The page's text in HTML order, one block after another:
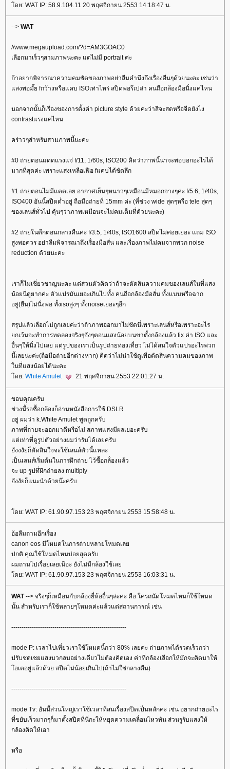
ดย: WAT IP: 58.9.104.11 20 พฤศจิกายน 2553 14:18:47 น.
--> WAT
//www.megaupload.com/?d=AM3GOAC0
เลือกมาเร็วๆสามภาพนะคะ แต่ไม่มี portrait ค่ะ
ถ้าอยากพิจารณาความคมชัดของภาพอย่าลืมคำนึงถึงเรื่องอื่นๆด้วยนะคะ เช่นว่า
สงพอมั๊ย fกว้างหรือแคบ ISOเท่าไหร่ สปีดพอรึเปล่า คนถือกล้องมือนิ่งแค่ไหน
นอกจากนั้นก็เรื่องของการตั้งค่า picture style ด้วยค่ะว่าสีจะสดหรือจืดยังไง
contrastแรงแค่ไหน
คร่าวๆสำหรับสามภาพนี้นะคะ
#0 ถ่ายตอนแดดแรงแจ๋ f/11, 1/60s, ISO200 คิดว่าภาพนี้น่าจะพอบอกอะไรได้
มากที่สุดค่ะ เพราะแสงเหลือเฟือ fแคบได้ชัดลึก
#1 ถ่ายตอนไม่มีแดดเลย อากาศเย็นๆหนาวๆเหมือนมีหมอกจางๆค่ะ f/5.6, 1/40s,
ISO400 อันนี้สปีดต่ำอยู่ ถือมือถ่ายที่ 15mm ค่ะ (ที่ช่วง wide สุดๆหรือ tele สุดๆ
ของเลนส์ทั่วไป คุ้นๆว่าภาพเหมือนจะไม่คมเต็มที่ด้วยนะคะ)
#2 ถ่ายในตึกตอนกลางคืนค่ะ f/3.5, 1/40s, ISO1600 สปีดไม่ค่อยเยอะ แถม ISO
สูงพอควร อย่าลืมพิจารณาถึงเรื่องมือสั่น และเรื่องภาพไม่คมจากพวก noise
reduction ด้วยนะคะ
เราก็ไม่เชี่ยวชาญนะคะ แต่ส่วนตัวคิดว่าถ้าจะตัดสินความคมของเลนส์ในที่แสง
น้อยนี่ดูยากค่ะ ตัวแปรมันเยอะเกินไปทั้ง คนถือกล้องมือสั่น ทั้งแบบหรือฉาก
อยู่(ยืน)ไม่นิ่งพอ ทั้งisoสูงๆ ทั้งnoiseเยอะๆอีก
สรุปแล้วเลือกไม่ถูกเลยค่ะว่าถ้าภาพออกมาไม่ชัดนี่เพราะเลนส์หรือเพราะอะไร
กเว้นจะทำการทดลองจริงๆจังๆตอนแสงน้อยบนขาตั้งกล้องแล้ว fix ค่า ISO และ
อื่นๆให้นิ่งไปเลย แต่รูปของเราเป็นรูปถ่ายท่องเที่ยว ไม่ได้สนใจตัวแปรอะไรพวก
นี้เลยน่ะค่ะ(ถือมือถ่ายอีกต่างหาก) คิดว่าไม่น่าใช้ดูเพื่อตัดสินความคมของภาพ
นที่แสงน้อยได้นะคะ
ดย: White Amulet 21 พฤศจิกายน 2553 22:01:27 น.
ขอบคุณครับ
ช่วงนี้รอซื้อกล้องก็อ่านหนังสือการใช้ DSLR
อยู่ ผมว่า k.White Amulet พูดถูกครับ
ภาพที่ถ่ายจะออกมาดีหรือไม่ สภาพแสงมีผลเยอะครับ
ต่เท่าที่ดูรูปตัวอย่างผมว่ารับได้เลยครับ
ังงงัยก็ตัดสินใจจะใช้เลนส์ตัวนี้แหละ
เป็นเลนส์เริ่มต้นในการฝึกถ่าย ไว้ซื้อกล้่องแล้ว
จะ up รูปที่ฝึกถ่ายลง multiply
ังงัยก็แนะนำด้วยน๊ะครับ
ดย: WAT IP: 61.90.97.153 23 พฤศจิกายน 2553 15:58:48 น.
อ้อลืมถามอีกเรื่อง
canon eos มีโหมดในการถ่ายหลายโหมดเล
ปกติ คุณใช้โหมดไหนบ่อยสุดครับ
ผมถามไปเรื่อยเลยเน๊อะ ยังไม่มีกล้องใช้เล
ดย: WAT IP: 61.90.97.153 23 พฤศจิกายน 2553 16:03:31 น.
WAT--> จริงๆก็เหมือนกับกล้องยี่ห้ออื่นๆล่ะค่ะ คือ ใครถนัดโหมดไหนก็ใช้โหมด
นั้น สำหรับเราก็ใช้หลายๆโหมดค่ะแล้วแต่สถานการณ์ เช่น
--------------------------------------------------------
mode P: เวลาไปเที่ยวเราใช้โหมดนี้กว่า 80% เลยค่ะ ถ่ายภาพได้รวดเร็วกว่า
ปรับชดเชยแสงบวกลบอย่างเดียวไม่ต้องคิดเอง ค่าที่กล้องเลือกให้มักจะคิดมาให้
อเคอยู่แล้วด้วย สปีดไม่น้อยเกินไป(ถ้าไม่ใช่กลางคืน)
--------------------------------------------------------
mode Tv: อันนี้ส่วนใหญ่เราใช้เวลาที่สนเรื่องสปีดเป็นหลักค่ะ เช่น อยากถ่ายอะไร
ที่ขยับเร็วมากๆก็มาตั้งสปีดที่นี่กะให้หยุดความเคลื่อนไหวทัน ส่วนรูรับแสงให้
กล้องคิดให้เอา
หรือ